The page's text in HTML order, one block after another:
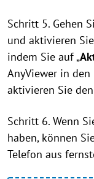
Schritt 5. Gehen
und aktivieren
indem Sie auf „
AnyViewer in
aktivieren Sie
Schritt 6. Wenn
haben, können
Telefon aus